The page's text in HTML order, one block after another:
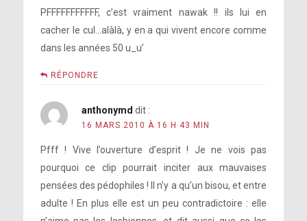
PFFFFFFFFFFF, c’est vraiment nawak !! ils lui en
cacher le cul…alàlà, y en a qui vivent encore comme
dans les années 50 u_u’
RÉPONDRE
anthonymd dit :
16 MARS 2010 À 16 H 43 MIN
Pfff ! Vive l’ouverture d’esprit ! Je ne vois pas
pourquoi ce clip pourrait inciter aux mauvaises
pensées des pédophiles ! Il n’y a qu’un bisou, et entre
adulte ! En plus elle est un peu contradictoire : elle